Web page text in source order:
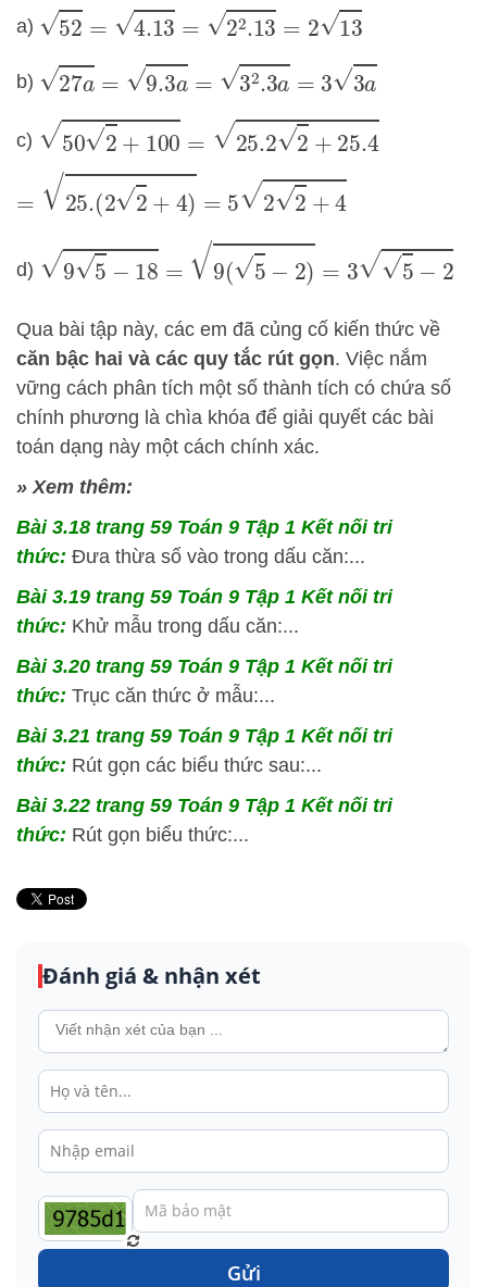
a) 52=4.13=2 2.13=213
b) 27a=9.3 a=3 2.3a=33a
c) 502+100 = 25.2 +25.4
25.(22 +4 )=5 2+
d) 9 5−18=9(5− = 35 − 2
Qua bài tập này, các em đã củng cố kiến thức về
căn bậc hai và các quy tắc rút gọn. Việc nắm
vững cách phân tích một số thành tích có chứa số
chính phương là chìa khóa để giải quyết các bài
toán dạng này một cách chính xác.
» Xem thêm:
Bài 3.18 trang 59 Toán 9 Tập 1 Kết nối tri
thức: Đưa thừa số vào trong dấu căn:...
Bài 3.19 trang 59 Toán 9 Tập 1 Kết nối tri
thức: Khử mẫu trong dấu căn:...
Bài 3.20 trang 59 Toán 9 Tập 1 Kết nối tri
thức: Trục căn thức ở mẫu:...
Bài 3.21 trang 59 Toán 9 Tập 1 Kết nối tri
thức: Rút gọn các biểu thức sau:...
Bài 3.22 trang 59 Toán 9 Tập 1 Kết nối tri
thức: Rút gọn biểu thức:...
Đánh giá & nhận xét
Gửi